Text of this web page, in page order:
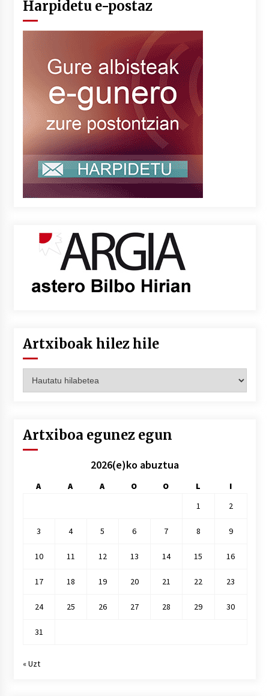
Harpidetu e-postaz
Artxiboak hilez hile
hilez
Artxiboa egunez egun
2026(e)ko abuztua
A A A O O L
I
1
2
3 4 5 6 7 8 9
10 11 12 13 14 15 16
17 18 19 20 21 22 23
24 25 26 27 28 29 30
31
« Uzt